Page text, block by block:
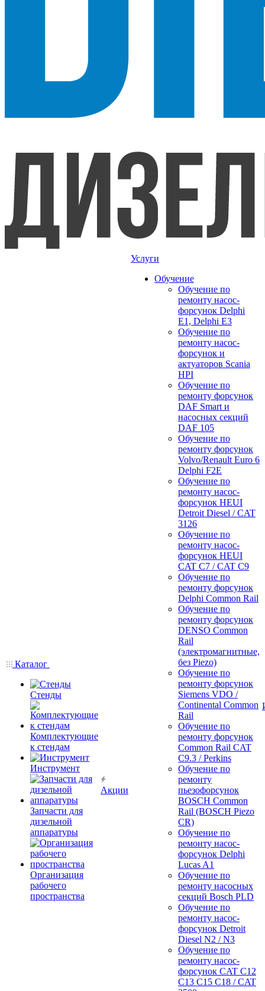
Каталог
Стенды
Комплектующие
к стендам
Инструмент
Запчасти для
дизельной
аппаратуры
Организация
рабочего
пространства
Акции
Услуги
Обучение
Обучение по
ремонту насос-
форсунок Delphi
E1, Delphi E3
Обучение по
ремонту насос-
форсунок и
актуаторов Scania
HPI
Обучение по
ремонту форсунок
DAF Smart и
насосных секций
DAF 105
Обучение по
ремонту форсунок
Volvo/Renault Euro 6
Delphi F2E
Обучение по
ремонту насос-
форсунок HEUI
Detroit Diesel / CAT
3126
Обучение по
ремонту насос-
форсунок HEUI
CAT C7 / CAT C9
Обучение по
ремонту форсунок
Delphi Common Rail
Обучение по
ремонту форсунок
DENSO Common
Rail
(электромагнитные,
без Piezo)
Обучение по
ремонту форсунок
Siemens VDO /
Continental Common
Rail
Обучение по
ремонту форсунок
Common Rail CAT
C9.3 / Perkins
Обучение по
ремонту
пьезофорсунок
BOSCH Common
Rail (BOSCH Piezo
CR)
Обучение по
ремонту насос-
форсунок Delphi
Lucas A1
Обучение по
ремонту насосных
секций Bosch PLD
Обучение по
ремонту насос-
форсунок Detroit
Diesel N2 / N3
Обучение по
ремонту насос-
форсунок CAT C12
C13 C15 C18 / CAT